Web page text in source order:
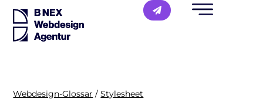
Webdesign-Glossar /Stylesheet